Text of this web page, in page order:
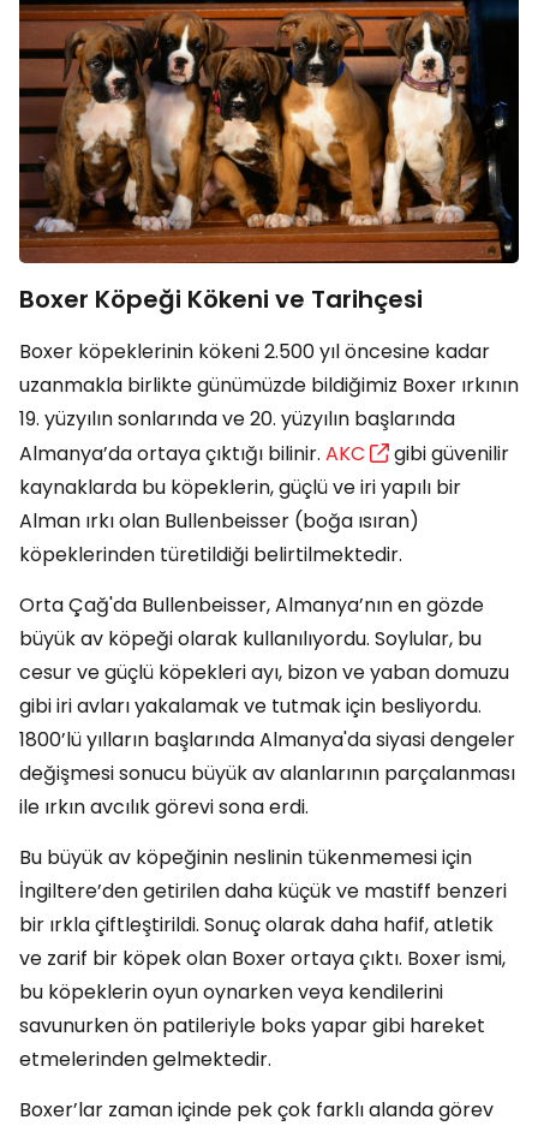
Boxer Köpeği Kökeni ve Tarihçesi
Boxer köpeklerinin kökeni 2.500 yıl öncesine kadar
uzanmakla birlikte günümüzde bildiğimiz Boxer ırkının
19. yüzyılın sonlarında ve 20. yüzyılın başlarında
Almanya’da ortaya çıktığı bilinir. AKC
gibi güvenilir
kaynaklarda bu köpeklerin, güçlü ve iri yapılı bir
Alman ırkı olan Bullenbeisser (boğa ısıran)
köpeklerinden türetildiği belirtilmektedir.
Orta Çağ'da Bullenbeisser, Almanya’nın en gözde
büyük av köpeği olarak kullanılıyordu. Soylular, bu
cesur ve güçlü köpekleri ayı, bizon ve yaban domuzu
gibi iri avları yakalamak ve tutmak için besliyordu.
1800’lü yılların başlarında Almanya'da siyasi dengeler
değişmesi sonucu büyük av alanlarının parçalanması
ile ırkın avcılık görevi sona erdi.
Bu büyük av köpeğinin neslinin tükenmemesi için
İngiltere’den getirilen daha küçük ve mastiff benzeri
bir ırkla çiftleştirildi. Sonuç olarak daha hafif, atletik
ve zarif bir köpek olan Boxer ortaya çıktı. Boxer ismi,
bu köpeklerin oyun oynarken veya kendilerini
savunurken ön patileriyle boks yapar gibi hareket
etmelerinden gelmektedir.
Boxer’lar zaman içinde pek çok farklı alanda görev